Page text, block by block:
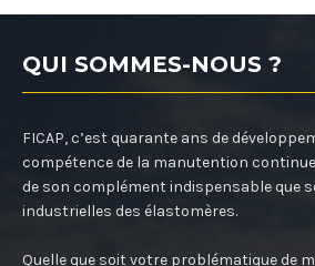
QUI SOMMES-NOUS ?
FICAP, c’est quarante ans de
compétence de la manutention
de son complément indispensable que
industrielles des élastomères.
Quelle que soit votre problématique de